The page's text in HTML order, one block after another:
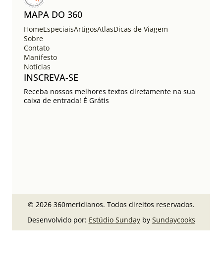
MAPA DO 360
HomeEspeciaisArtigosAtlasDicas de Viagem
Sobre
Contato
Manifesto
Notícias
INSCREVA-SE
Receba nossos melhores textos diretamente na sua
caixa de entrada! É Grátis
© 2026 360meridianos. Todos direitos reservados.
Desenvolvido por: Estúdio Sundayby Sundaycooks